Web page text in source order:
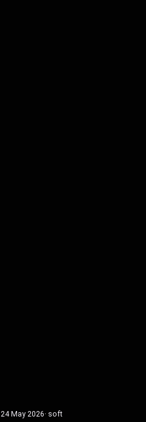
24 May 2026· soft